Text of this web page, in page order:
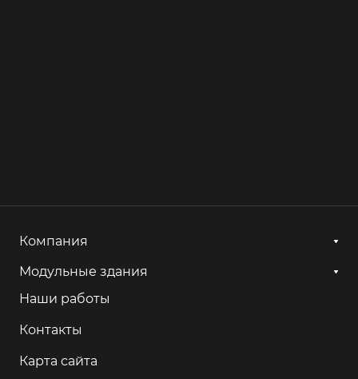
Компания
Модульные здания
Наши работы
Контакты
Карта сайта